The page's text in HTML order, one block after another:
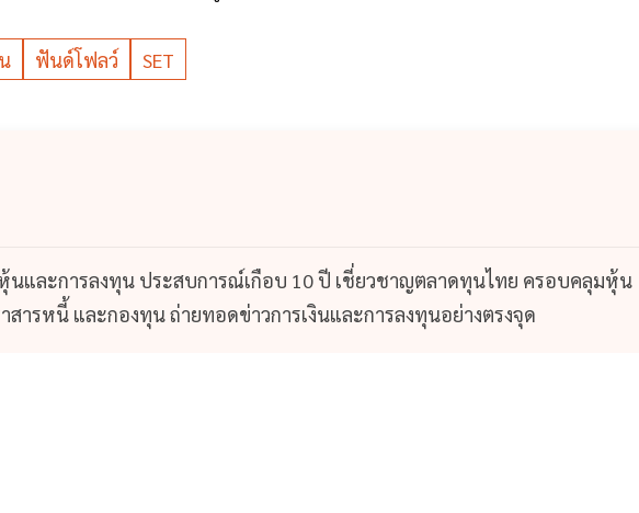
ฟันด์โฟลว์ SET
นและการลงทุน ประสบการณ์เกือบ 10 ปี เชี่ยวชาญตลาดทุนไทย ครอบคลุมหุ้น
ารหนี้ และกองทุน ถ่ายทอดข่าวการเงินและการลงทุนอย่างตรงจุด